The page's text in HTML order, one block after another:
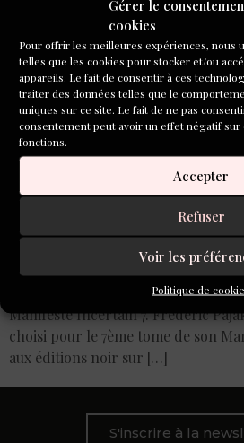
Gérer le
cookies
Pour offrir les meilleures expériences, nous
telles que les cookies pour stocker et/ou
appareils. Le fait de consentir à ces
traiter des données telles que le
uniques sur ce site. Le fait de ne pas
consentement peut avoir un effet négatif
fonctions.
Accepter
Refuser
Voir les
Politique de
Que c’est pénible – d’être –
– comme une grenouille – De dire
de juin – Au marais qui admire !
Manifeste Incertain 7. Frédéric
choisi pour le 7ème tome de son
aux éditions noir sur […]
S'inscrire à la